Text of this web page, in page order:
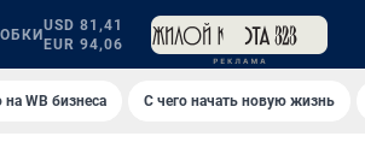
USD 81,41
EUR 94,06
WB бизнеса С чего начать новую жизнь